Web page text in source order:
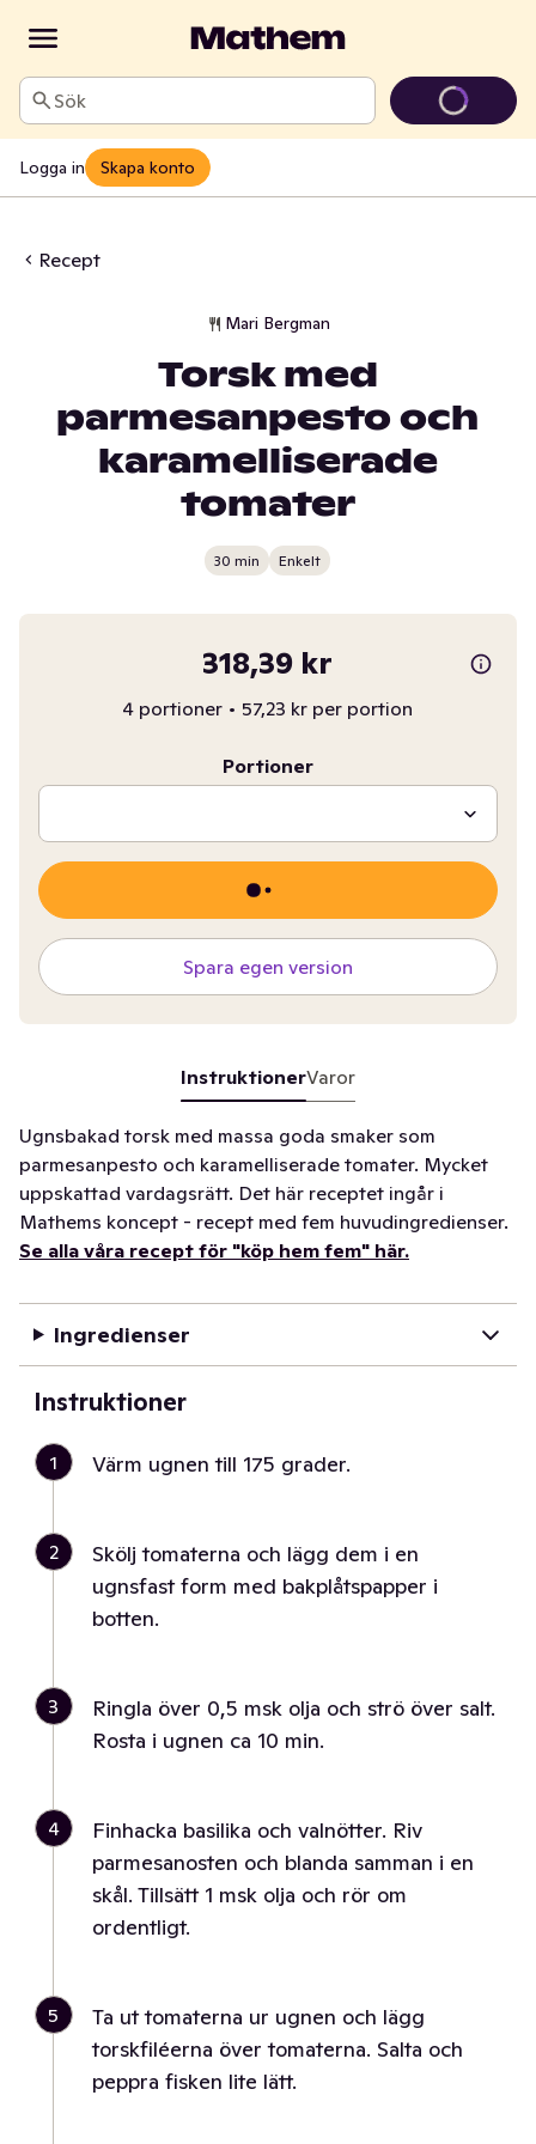
Sök
Logga in Skapa konto
Recept
Mari Bergman
Torsk med
parmesanpesto och
karamelliserade
tomater
30 min Enkelt
318,39 kr
4 portioner • 57,23 kr per portion
Portioner
Spara egen version
InstruktionerVaror
Ugnsbakad torsk med massa goda smaker som
parmesanpesto och karamelliserade tomater. Mycket
uppskattad vardagsrätt. Det här receptet ingår i
Mathems koncept - recept med fem huvudingredienser.
Se alla våra recept för "köp hem fem" här.
Ingredienser
Instruktioner
1 Värm ugnen till 175 grader.
2
Skölj tomaterna och lägg dem i en
ugnsfast form med bakplåtspapper i
botten.
3
Ringla över 0,5 msk olja och strö över salt.
Rosta i ugnen ca 10 min.
4
Finhacka basilika och valnötter. Riv
parmesanosten och blanda samman i en
skål. Tillsätt 1 msk olja och rör om
ordentligt.
5
Ta ut tomaterna ur ugnen och lägg
torskfiléerna över tomaterna. Salta och
peppra fisken lite lätt.